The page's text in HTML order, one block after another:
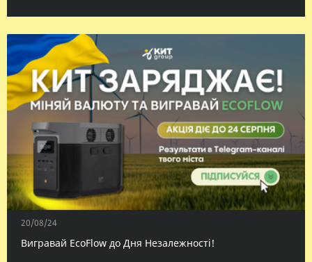
20/08/24
Вигравай EcoFlow до Дня Незалежності!